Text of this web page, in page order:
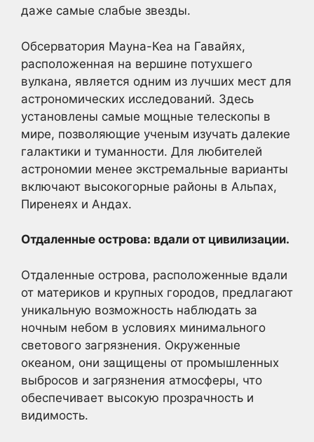
даже самые слабые звезды.
Обсерватория Мауна-Кеа на Гавайях,
расположенная на вершине потухшего
вулкана, является одним из лучших мест для
астрономических исследований. Здесь
установлены самые мощные телескопы в
мире, позволяющие ученым изучать далекие
галактики и туманности. Для любителей
астрономии менее экстремальные варианты
включают высокогорные районы в Альпах,
Пиренеях и Андах.
Отдаленные острова: вдали от цивилизации.
Отдаленные острова, расположенные вдали
от материков и крупных городов, предлагают
уникальную возможность наблюдать за
ночным небом в условиях минимального
светового загрязнения. Окруженные
океаном, они защищены от промышленных
выбросов и загрязнения атмосферы, что
обеспечивает высокую прозрачность и
видимость.